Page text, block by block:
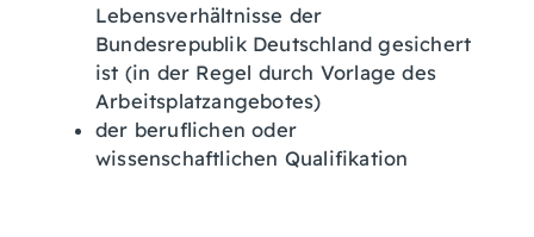
Lebensverhältnisse der
Bundesrepublik Deutschland gesichert
ist (in der Regel durch Vorlage des
Arbeitsplatzangebotes)
der beruflichen oder
wissenschaftlichen Qualifikation